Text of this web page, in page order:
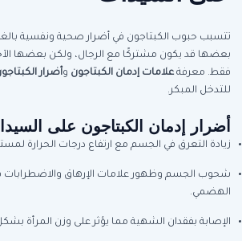
تتسبب حبوب الكبتاجون في أضرار صحية ونفسية
بعضها قد يكون مشتركًا مع الرجال، ولكن بعضها
فقط. معرفةعلامات إدمان الكبتاجون وأضرار
للتدخل المبكر.
أضرار إدمان الكبتاجون على
زيادة التعرق في الجسم مع ارتفاع درجات الحرارة
شحوب الجسم وظهور علامات الإرهاق والاضطرابات
الهضمي.
الإصابة بفقدان الشهية مما يؤثر على وزن المرأة